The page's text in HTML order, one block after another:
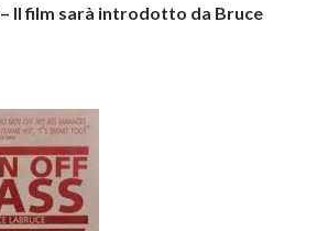
– Il film sarà introdotto da Bruce